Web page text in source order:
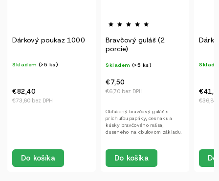
Bravčový guláš (2
Skladem (>5 ks)
€6,70 bez DPH
Do košíka
Dárkový poukaz 1000
Skladem (>5 ks)
€41,20
Do košíka
€1,20
€1,20